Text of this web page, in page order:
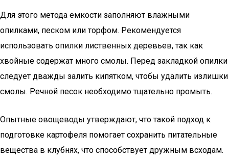
Для этого метода емкости заполняют влажными
опилками, песком или торфом. Рекомендуется
использовать опилки лиственных деревьев, так как
хвойные содержат много смолы. Перед закладкой опилки
следует дважды залить кипятком, чтобы удалить излишки
смолы. Речной песок необходимо тщательно промыть.
Опытные овощеводы утверждают, что такой подход к
подготовке картофеля помогает сохранить питательные
вещества в клубнях, что способствует дружным всходам.